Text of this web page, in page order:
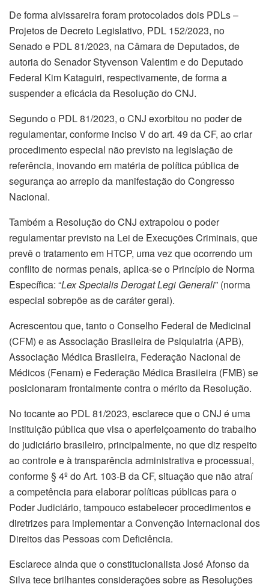
De forma alvissareira foram protocolados dois PDLs –
Projetos de Decreto Legislativo, PDL 152/2023, no
Senado e PDL 81/2023, na Câmara de Deputados, de
autoria do Senador Styvenson Valentim e do Deputado
Federal Kim Kataguiri, respectivamente, de forma a
suspender a eficácia da Resolução do CNJ.
Segundo o PDL 81/2023, o CNJ exorbitou no poder de
regulamentar, conforme inciso V do art. 49 da CF, ao criar
procedimento especial não previsto na legislação de
referência, inovando em matéria de política pública de
segurança ao arrepio da manifestação do Congresso
Nacional.
Também a Resolução do CNJ extrapolou o poder
regulamentar previsto na Lei de Execuções Criminais, que
prevê o tratamento em HTCP, uma vez que ocorrendo um
conflito de normas penais, aplica-se o Princípio de Norma
Específica: “Lex Specialis Derogat Legi Generali” (norma
especial sobrepõe as de caráter geral).
Acrescentou que, tanto o Conselho Federal de Medicinal
(CFM) e as Associação Brasileira de Psiquiatria (APB),
Associação Médica Brasileira, Federação Nacional de
Médicos (Fenam) e Federação Médica Brasileira (FMB) se
posicionaram frontalmente contra o mérito da Resolução.
No tocante ao PDL 81/2023, esclarece que o CNJ é uma
instituição pública que visa o aperfeiçoamento do trabalho
do judiciário brasileiro, principalmente, no que diz respeito
ao controle e à transparência administrativa e processual,
conforme § 4º do Art. 103-B da CF, situação que não atraí
a competência para elaborar políticas públicas para o
Poder Judiciário, tampouco estabelecer procedimentos e
diretrizes para implementar a Convenção Internacional dos
Direitos das Pessoas com Deficiência.
Esclarece ainda que o constitucionalista José Afonso da
Silva tece brilhantes considerações sobre as Resoluções